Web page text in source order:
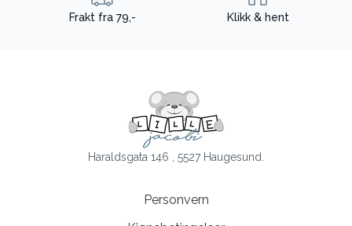
Frakt fra 79,- Klikk & hent
Haraldsgata 146 , 5527 Haugesund.
Personvern